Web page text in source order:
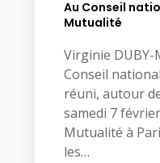
Au Conseil
Mutualité
Virginie DUBY-
Conseil
réuni, autour
samedi 7
Mutualité à
les…